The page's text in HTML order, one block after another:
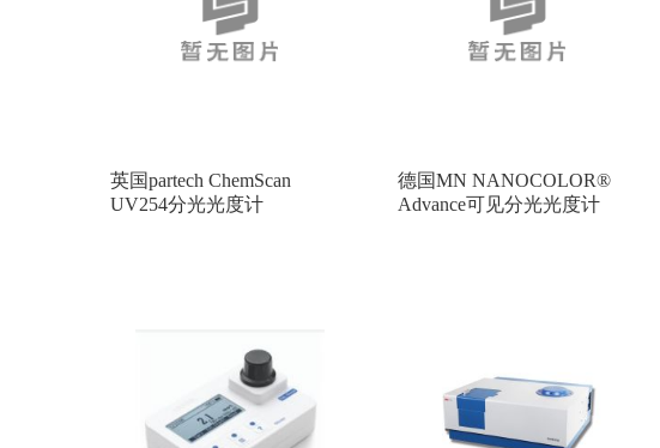
英国partech ChemScan
UV254分光光度计
德国MN NANOCOLOR®
Advance可见分光光度计